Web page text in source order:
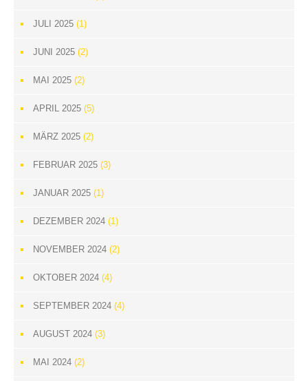
JULI 2025 (1)
JUNI 2025 (2)
MAI 2025 (2)
APRIL 2025 (5)
MÄRZ 2025 (2)
FEBRUAR 2025 (3)
JANUAR 2025 (1)
DEZEMBER 2024 (1)
NOVEMBER 2024 (2)
OKTOBER 2024 (4)
SEPTEMBER 2024 (4)
AUGUST 2024 (3)
MAI 2024 (2)